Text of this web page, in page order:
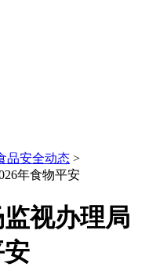
品安全动态 >
年食物平安
视办理局
安